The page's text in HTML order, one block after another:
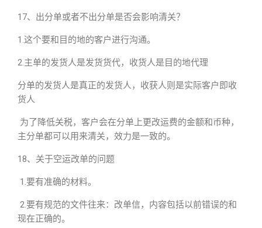
17、出分单或者不出分单是否会影响清关？
1.这个要和目的地的客户进行沟通。
2.主单的发货人是发货货代，收货人是目的地代理
分单的发货人是真正的发货人，收获人则是实际客户即收
货人
为了降低关税，客户会在分单上更改运费的金额和币种，
主分单都可以用来清关，效力是一致的。
18、关于空运改单的问题
1.要有准确的材料。
2.要有规范的文件往来：改单信，内容包括以前错误的和
现在正确的。